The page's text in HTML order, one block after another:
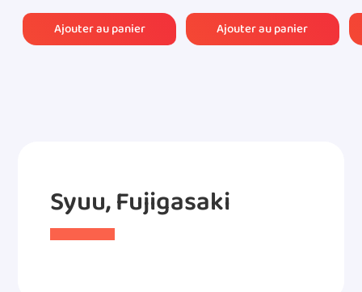
Syuu, Fujigasaki